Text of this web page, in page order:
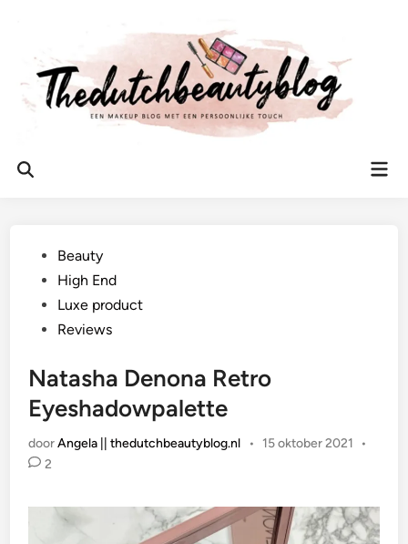
inhoud
Zoeken
Geplaatst
Beauty
High End
Luxe product
Reviews
Natasha Denona Retro
Eyeshadowpalette
doorAngela || thedutchbeautyblog.nl • 15 oktober 2021
•
2